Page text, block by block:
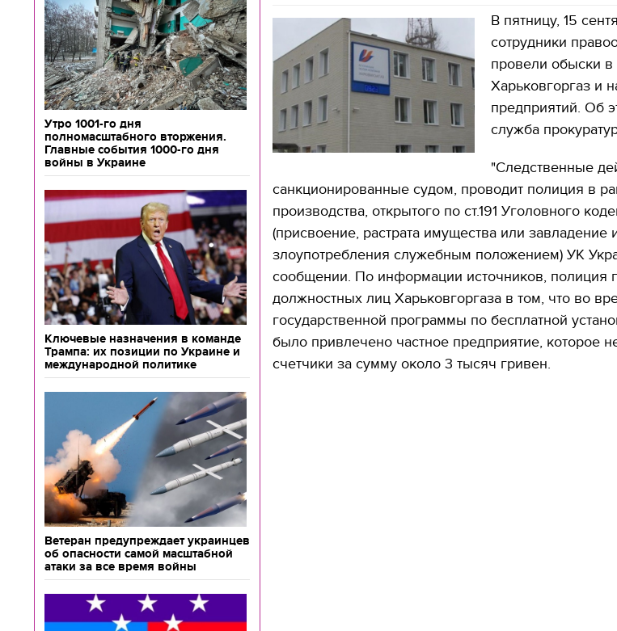
Утро 1001-го дня
полномасштабного вторжения.
Главные события 1000-го дня
войны в Украине
Ключевые назначения в команде
Трампа: их позиции по Украине и
международной политике
Ветеран предупреждает украинцев
об опасности самой масштабной
атаки за все время войны
В пятницу, 15
сотрудники
провели обыски
Харьковгоргаз и
предприятий. Об
служба
"Следственные
санкционированные судом, проводит полиция в
производства, открытого по ст.191 Уголовного
(присвоение, растрата имущества или завладение
злоупотребления служебным положением) УК
сообщении. По информации источников, полиция
должностных лиц Харьковгоргаза в том, что во
государственной программы по бесплатной
было привлечено частное предприятие, которое
счетчики за сумму около 3 тысяч гривен.